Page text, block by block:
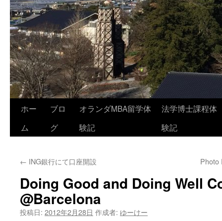
ン
へ
ホー
ム
ブロ
グ
オランダMBA留学体
験記
法学博士課程体
験記
← ING銀行にて口座開設 Photo
Doing Good and Doing Well
@Barcelona
投稿日: 2012年2月28日 作成者: ゆーけー